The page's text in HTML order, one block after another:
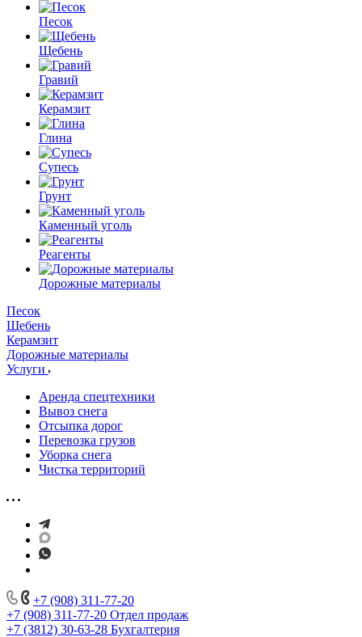
Песок
Щебень
Гравий
Керамзит
Глина
Супесь
Грунт
Каменный уголь
Реагенты
Дорожные материалы
Песок
Щебень
Керамзит
Дорожные материалы
Услуги
Аренда спецтехники
Вывоз снега
Отсыпка дорог
Перевозка грузов
Уборка снега
Чистка территорий
+7 (908) 311-77-20
+7 (908) 311-77-20 Отдел продаж
+7 (3812) 30-63-28 Бухгалтерия